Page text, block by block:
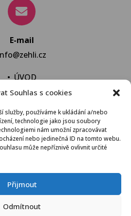
Souhlas s cookies
služby, používáme k ukládání a/nebo
technologie jako jsou soubory
nám umožní zpracovávat
nebo jedinečná ID na tomto webu.
může nepříznivě ovlivnit určité
Přijmout
Odmítnout
E-mail
•ÚVOD
• NOVINKY
VYPRAT
•KONTAKT
PODMÍNKY
praní a žehlení je život příliš